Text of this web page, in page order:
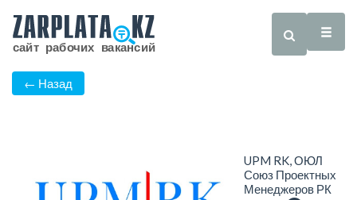
← Назад
UPM RK, ОЮЛ
Союз Проектных
Менеджеров РК